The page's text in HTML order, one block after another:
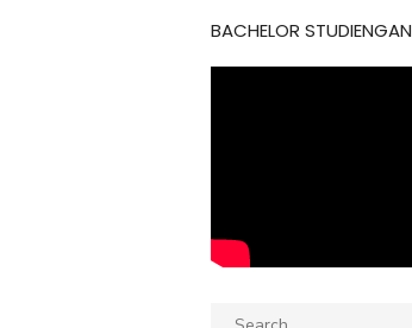
BACHELOR
Search